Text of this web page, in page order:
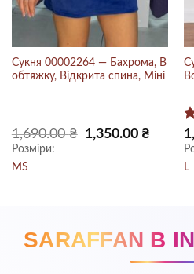
Сукня 00002264 — Бахрома, В
обтяжку, Відкрита спина, Міні
1,690.00₴
Оригінальна
ціна:
1,350.00₴ Поточна
Розміри:
MS
5
L
SARAFFAN В